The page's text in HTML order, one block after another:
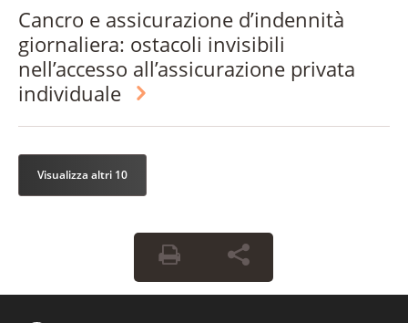
Cancro e assicurazione d’indennità
giornaliera: ostacoli invisibili
nell’accesso all’assicurazione privata
individuale
Visualizza altri 10